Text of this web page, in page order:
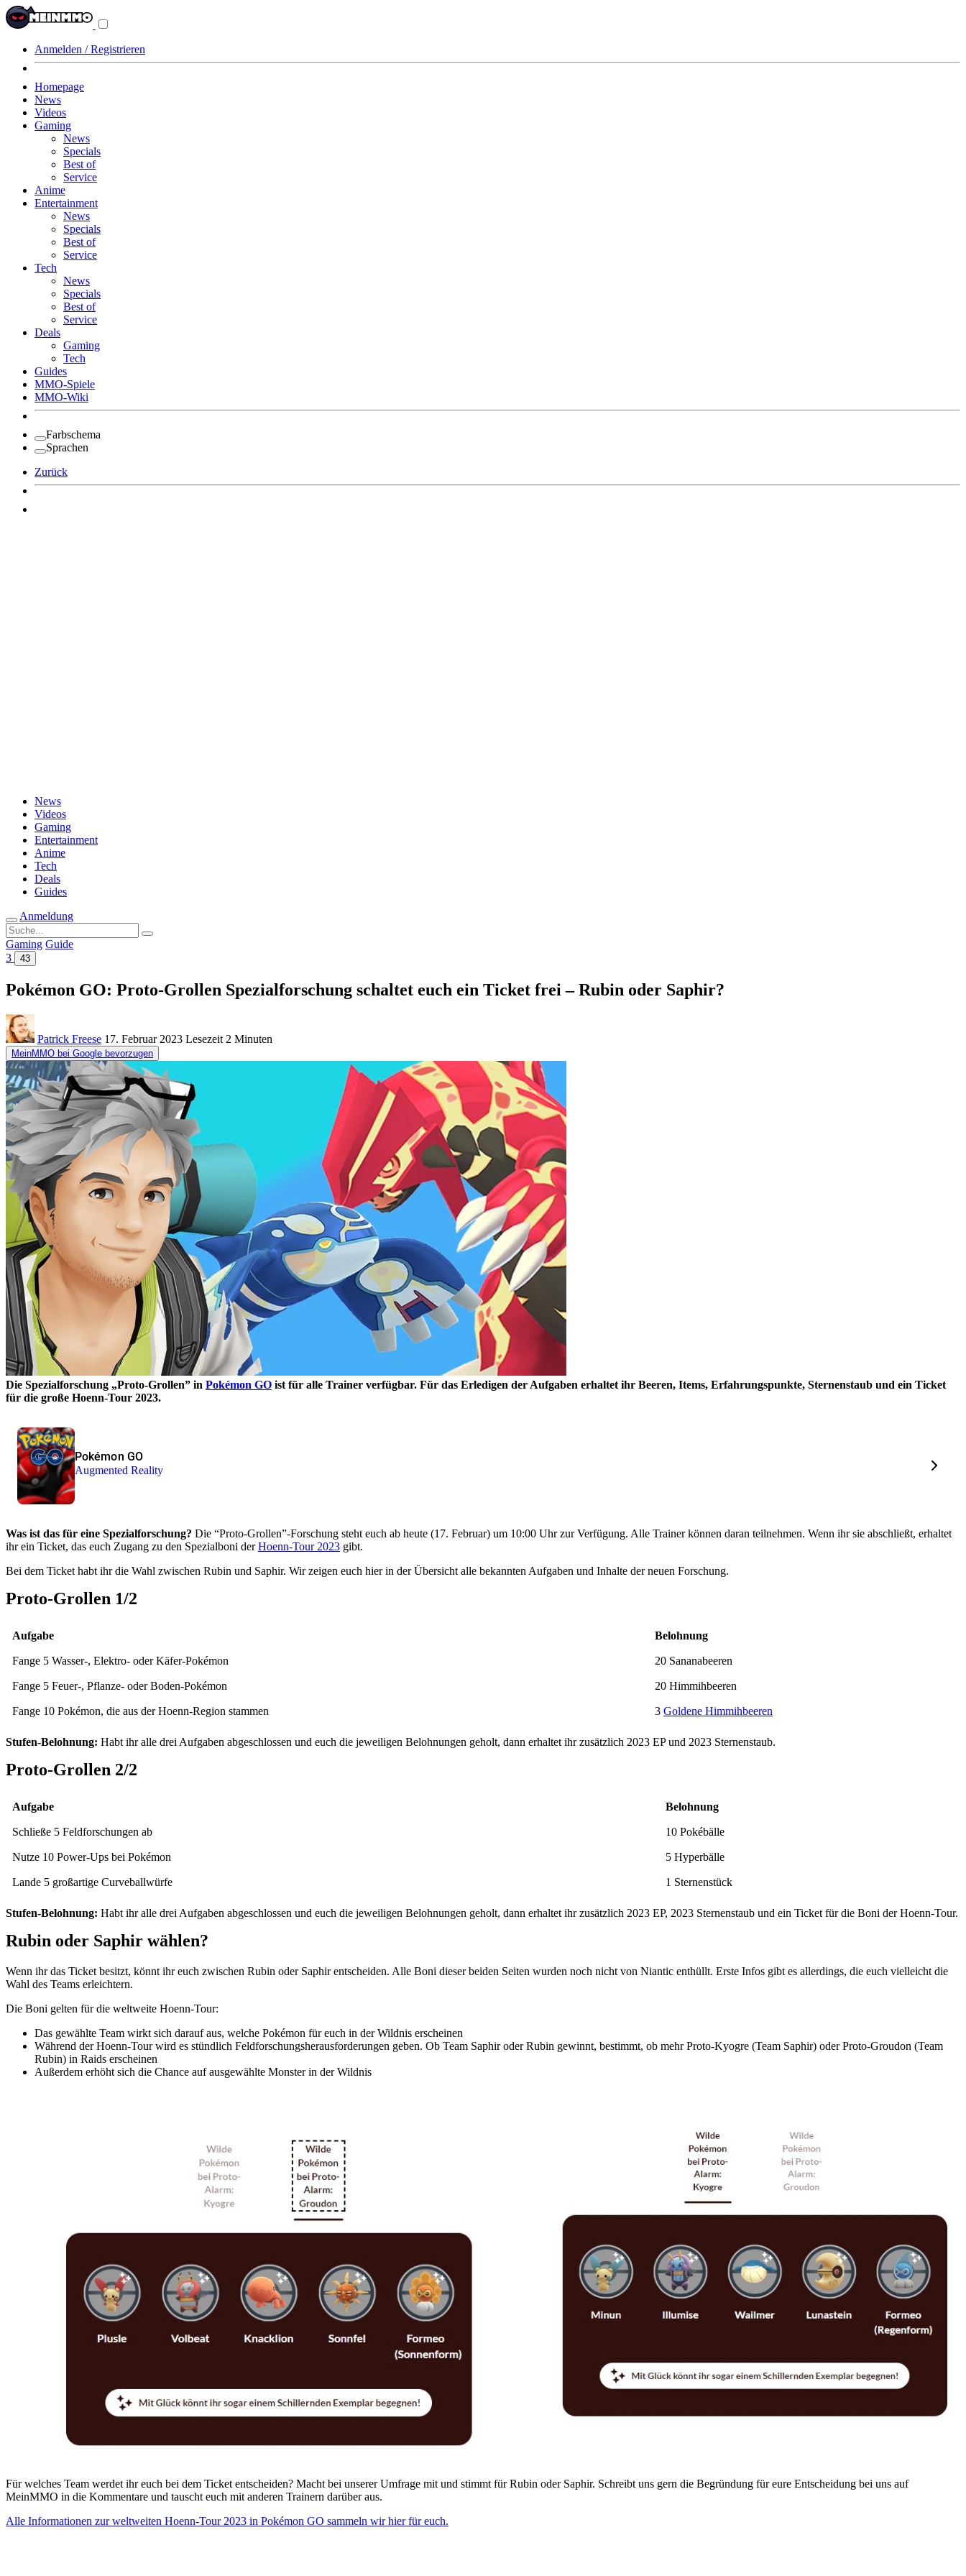
Anmelden / Registrieren
Homepage
News
Videos
Gaming
News
Specials
Best of
Service
Anime
Entertainment
News
Specials
Best of
Service
Tech
News
Specials
Best of
Service
Deals
Gaming
Tech
Guides
MMO-Spiele
MMO-Wiki
Farbschema
Sprachen
Zurück
News
Videos
Gaming
Entertainment
Anime
Tech
Deals
Guides
Anmeldung
Suche
nach:
Gaming Guide
3
43
Pokémon GO: Proto-Grollen Spezialforschung schaltet euch ein Ticket frei – Rubin oder Saphir?
Patrick Freese 17. Februar 2023 Lesezeit 2 Minuten
MeinMMO bei Google bevorzugen
Die Spezialforschung „Proto-Grollen” in Pokémon GO ist für alle Trainer verfügbar. Für das Erledigen der Aufgaben erhaltet ihr Beeren, Items, Erfahrungspunkte, Sternenstaub und ein Ticket
für die große Hoenn-Tour 2023.
Pokémon GO
Augmented Reality
Was ist das für eine Spezialforschung? Die “Proto-Grollen”-Forschung steht euch ab heute (17. Februar) um 10:00 Uhr zur Verfügung. Alle Trainer können daran teilnehmen. Wenn ihr sie abschließt, erhaltet
ihr ein Ticket, das euch Zugang zu den Spezialboni derHoenn-Tour 2023 gibt.
Bei dem Ticket habt ihr die Wahl zwischen Rubin und Saphir. Wir zeigen euch hier in der Übersicht alle bekannten Aufgaben und Inhalte der neuen Forschung.
Proto-Grollen 1/2
Aufgabe Belohnung
Fange 5 Wasser-, Elektro- oder Käfer-Pokémon 20 Sananabeeren
Fange 5 Feuer-, Pflanze- oder Boden-Pokémon 20 Himmihbeeren
Fange 10 Pokémon, die aus der Hoenn-Region stammen 3 Goldene Himmihbeeren
Stufen-Belohnung: Habt ihr alle drei Aufgaben abgeschlossen und euch die jeweiligen Belohnungen geholt, dann erhaltet ihr zusätzlich 2023 EP und 2023 Sternenstaub.
Proto-Grollen 2/2
Aufgabe Belohnung
Schließe 5 Feldforschungen ab 10 Pokébälle
Nutze 10 Power-Ups bei Pokémon 5 Hyperbälle
Lande 5 großartige Curveballwürfe 1 Sternenstück
Stufen-Belohnung: Habt ihr alle drei Aufgaben abgeschlossen und euch die jeweiligen Belohnungen geholt, dann erhaltet ihr zusätzlich 2023 EP, 2023 Sternenstaub und ein Ticket für die Boni der Hoenn-Tour.
Rubin oder Saphir wählen?
Wenn ihr das Ticket besitzt, könnt ihr euch zwischen Rubin oder Saphir entscheiden. Alle Boni dieser beiden Seiten wurden noch nicht von Niantic enthüllt. Erste Infos gibt es allerdings, die euch vielleicht die
Wahl des Teams erleichtern.
Die Boni gelten für die weltweite Hoenn-Tour:
Das gewählte Team wirkt sich darauf aus, welche Pokémon für euch in der Wildnis erscheinen
Während der Hoenn-Tour wird es stündlich Feldforschungsherausforderungen geben. Ob Team Saphir oder Rubin gewinnt, bestimmt, ob mehr Proto-Kyogre (Team Saphir) oder Proto-Groudon (Team
Rubin) in Raids erscheinen
Außerdem erhöht sich die Chance auf ausgewählte Monster in der Wildnis
Für welches Team werdet ihr euch bei dem Ticket entscheiden? Macht bei unserer Umfrage mit und stimmt für Rubin oder Saphir. Schreibt uns gern die Begründung für eure Entscheidung bei uns auf
MeinMMO in die Kommentare und tauscht euch mit anderen Trainern darüber aus.
Alle Informationen zur weltweiten Hoenn-Tour 2023 in Pokémon GO sammeln wir hier für euch.